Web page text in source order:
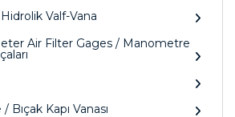
Valf-Vana
Air Filter Gages / Manometre
Bıçak Kapı Vanası